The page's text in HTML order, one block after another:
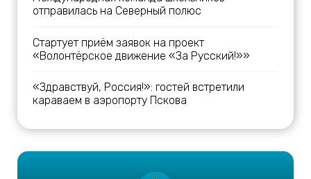
отправилась на Северный полюс
Стартует приём заявок на проект
«Волонтёрское движение «За Русский!»»
«Здравствуй, Россия!»: гостей встретили
караваем в аэропорту Пскова